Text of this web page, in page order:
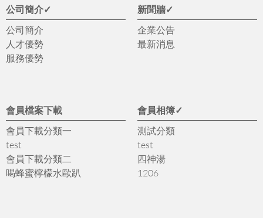
公司簡介✓
公司簡介
人才優勢
服務優勢
新聞牆✓
企業公告
最新消息
會員檔案下載
會員下載分類一
test
會員下載分類二
喝蜂蜜檸檬水歐趴
會員相簿✓
測試分類
test
四神湯
1206